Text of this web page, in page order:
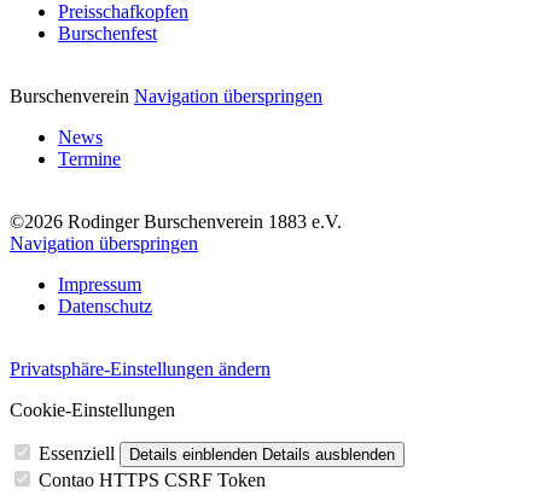
Preisschafkopfen
Burschenfest
Burschenverein Navigation überspringen
News
Termine
©2026 Rodinger Burschenverein 1883 e.V.
Navigation überspringen
Impressum
Datenschutz
Privatsphäre-Einstellungen ändern
Cookie-Einstellungen
Essenziell Details einblenden Details ausblenden
Contao HTTPS CSRF Token